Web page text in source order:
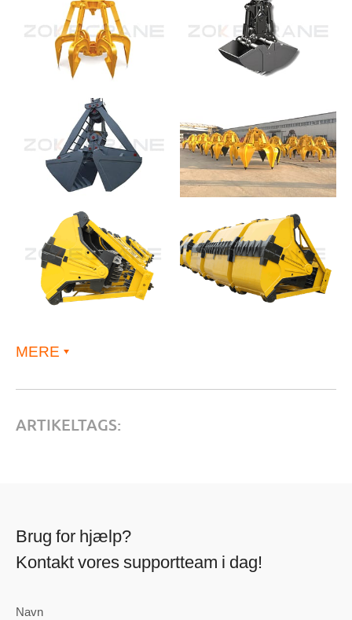
MERE
ARTIKELTAGS:
Brug for hjælp?
Kontakt vores supportteam i dag!
Navn